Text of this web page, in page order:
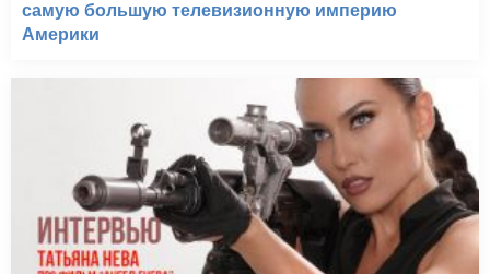
самую большую телевизионную империю
Америки